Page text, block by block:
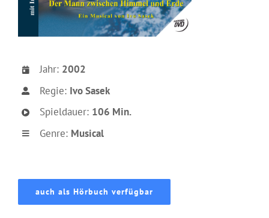
Jahr: 2002
Regie: Ivo Sasek
Spieldauer: 106 Min.
Genre: Musical
auch als Hörbuch verfügbar